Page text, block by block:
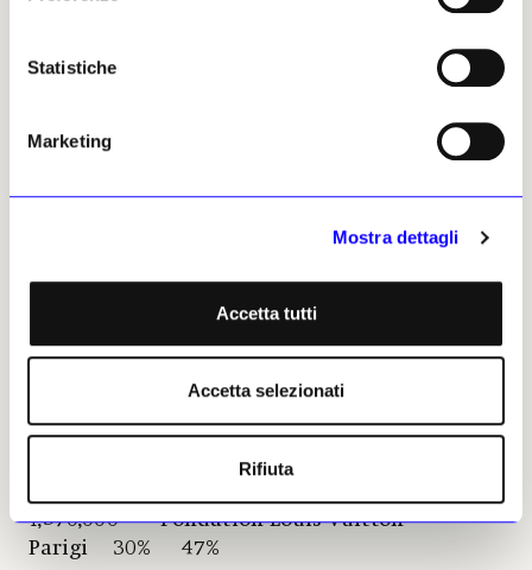
Statistiche
Marketing
Mostra dettagli
Accetta tutti
Accetta selezionati
Rifiuta
1,715,830 Tokyo Metropolitan Art
1,691,075 teamLab Borderless: MORI
1,648,112 National Museum of Western
1,635,322 The Royal Castle in Warsaw -
Museum Varsavia -24% 30%
Reina Sofía (main site) Madrid 4%
1,570,000 Fondation Louis Vuitton
Parigi 30% 47%